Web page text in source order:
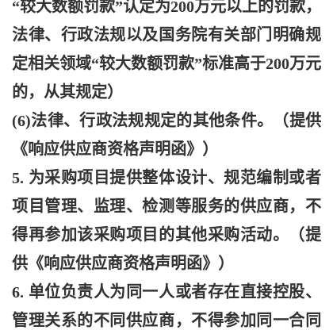
“较大数额罚款”认定为200万元以上的罚款，
法律、行政法规以及国务院有关部门明确规
定相关领域“较大数额罚款”标准高于200万元
的，从其规定）
(6)法律、行政法规规定的其他条件。（提供
《响应供应商资格声明函》）
5. 为采购项目提供整体设计、规范编制或者
项目管理、监理、检测等服务的供应商，不
得再参加该采购项目的其他采购活动。（提
供《响应供应商资格声明函》）
6. 单位负责人为同一人或者存在直接控股、
管理关系的不同供应商，不得参加同一合同